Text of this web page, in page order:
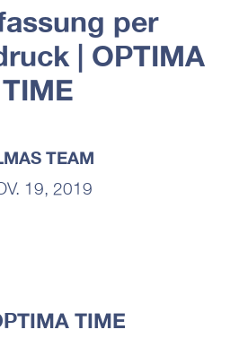
per
| OPTIMA
TIME
TEAM
19, 2019
TIME